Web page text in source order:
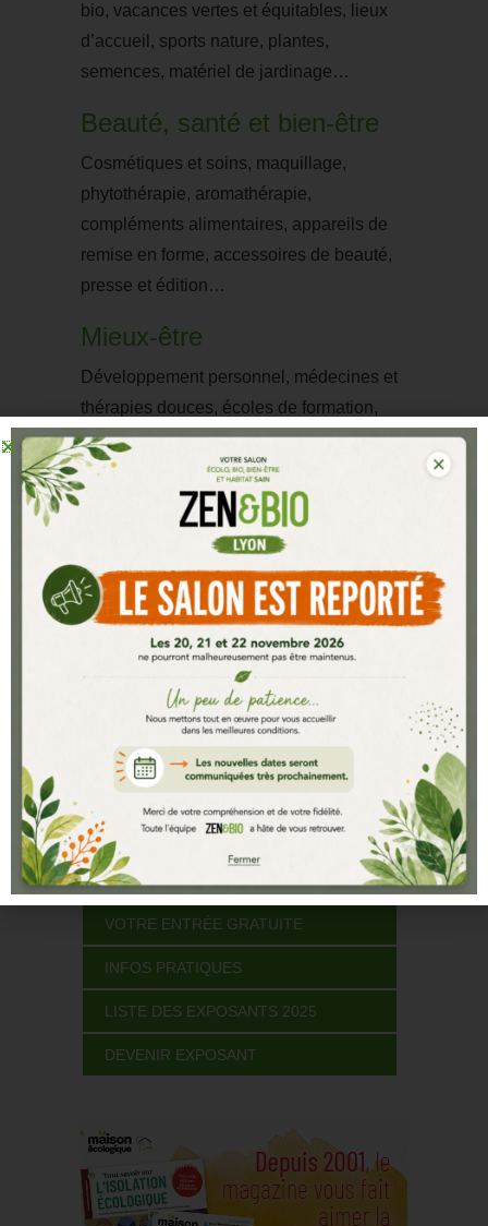
bio, vacances vertes et équitables, lieux
d’accueil, sports nature, plantes,
semences, matériel de jardinage…
Beauté, santé et bien-être
Cosmétiques et soins, maquillage,
phytothérapie, aromathérapie,
compléments alimentaires, appareils de
remise en forme, accessoires de beauté,
presse et édition…
Mieux-être
Développement personnel, médecines et
thérapies douces, écoles de formation,
massages, pratiques corporelles…
VISITER LE SALON ZEN & BIO
LYON
Présentation du salon
Les secteurs du salon
Charte de sélection des salons Zen & Bio
Le plan du salon
Le salon en images
LIENS RAPIDES
VOTRE ENTRÉE GRATUITE
INFOS PRATIQUES
LISTE DES EXPOSANTS 2025
DEVENIR EXPOSANT